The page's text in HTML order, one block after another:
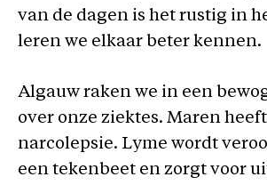
van de dagen is het rustig in
leren we elkaar beter kennen.
Algauw raken we in een
over onze ziektes. Maren
narcolepsie. Lyme wordt
een tekenbeet en zorgt voor